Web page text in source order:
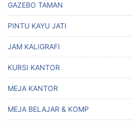
GAZEBO TAMAN
PINTU KAYU JATI
JAM KALIGRAFI
KURSI KANTOR
MEJA KANTOR
MEJA BELAJAR & KOMP